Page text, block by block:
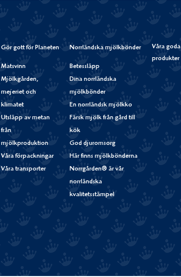
Gör gott för Planeten
Matsvinn
Mjölkgården,
mejeriet och
klimatet
Utsläpp av metan
från
mjölkproduktion
Våra förpackningar
Våra transporter
Norrländska mjölkbönder
Betessläpp
Dina norrländska
mjölkbönder
En norrländsk mjölkko
Färsk mjölk från gård till
kök
God djuromsorg
Här finns mjölkbönderna
Norrgården® är vår
norrländska
kvalitetsstämpel
Våra goda
produkter